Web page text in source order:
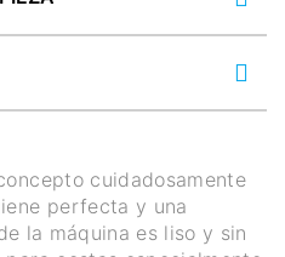
cuidadosamente
perfecta y una
la máquina es liso y sin